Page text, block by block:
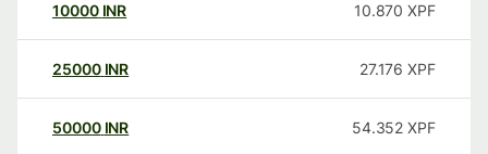
10000 INR 10.870 XPF
25000 INR 27.176 XPF
50000 INR 54.352 XPF